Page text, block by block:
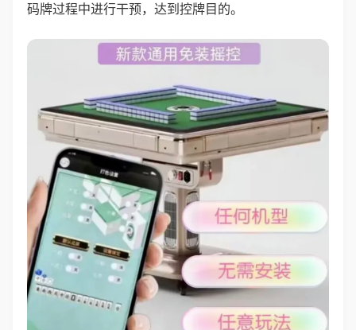
码牌过程中进行干预，达到控牌目的。